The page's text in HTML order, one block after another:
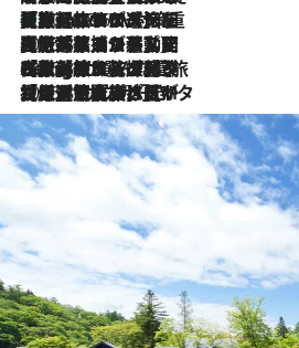
2026.8.6
【厳選旅コスメ】「身軽さ＆UV対策重視！」ヘアアーティストshucoが選んだ夏旅ベストコスメを発表【Mサイズジップ】
2026.8.5
【厳選旅コスメ】国内をあちこち移動する河井菜摘が選んだ夏旅ベストコスメ発表！「リラックスアイテムはマスト」【Mサイズジップ】
2026.8.4
【厳選旅コスメ】「紫外線＆乾燥対策しながらメイク感も！」ヘア＆メイクGeorgeが選んだ夏旅ベストコスメを発表！【Mサイズジップ】
2026.8.3
【厳選旅コスメ】「保湿もタイパ重視！」“サウナ好き”タレント清水みさとが愛用する夏旅ベストコスメを発表！【Mサイズジップ】